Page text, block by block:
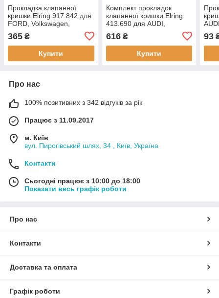
Прокладка клапанної
кришки Elring 917.842 для
FORD, Volkswagen,
365 ₴
Купити
Комплект прокладок
клапанної кришки Elring
413.690 для AUDI,
MULTICAR, SEAT, SKODA,
Volkswagen,
616₴
Купити
93
Про нас
100% позитивних з 342 відгуків за рік
Працює з 11.09.2017
м. Київ
вул. Пирогівський шлях, 34 , Київ, Україна
Контакти
Сьогодні працює з 10:00 до 18:00
Показати весь графік роботи
Про нас
Контакти
Доставка та оплата
Графік роботи